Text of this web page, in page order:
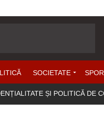
SOCIETATE
ȘI POLITICĂ DE